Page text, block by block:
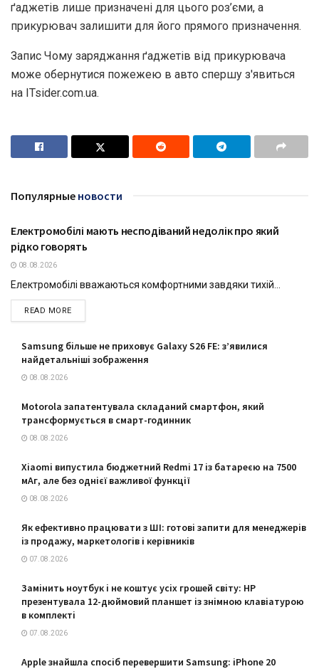
ґаджетів лише призначені для цього роз’єми, а
прикурювач залишити для його прямого призначення.
Запис Чому заряджання ґаджетів від прикурювача
може обернутися пожежею в авто спершу з'явиться
на ITsider.com.ua.
Популярные новости
ТЕХНОЛОГІЇ
Електромобілі мають несподіваний недолік про який
рідко говорять
08.08.2026
Електромобілі вважаються комфортними завдяки тихій...
READ MOREDETAILS
Samsung більше не приховує Galaxy S26 FE: з’явилися
найдетальніші зображення
08.08.2026
Motorola запатентувала складаний смартфон, який
трансформується в смарт-годинник
08.08.2026
Xiaomi випустила бюджетний Redmi 17 із батареєю на 7500
мАг, але без однієї важливої функції
08.08.2026
Як ефективно працювати з ШІ: готові запити для менеджерів
із продажу, маркетологів і керівників
07.08.2026
Замінить ноутбук і не коштує усіх грошей світу: HP
презентувала 12-дюймовий планшет із знімною клавіатурою
в комплекті
07.08.2026
Apple знайшла спосіб перевершити Samsung: iPhone 20